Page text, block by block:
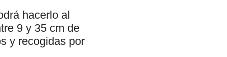
hacerlo al
9 y 35 cm de
y recogidas por